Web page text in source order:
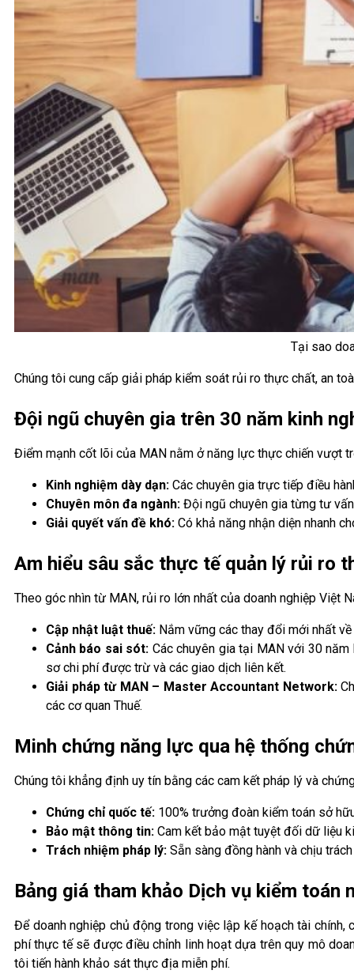
Tại sao
Chúng tôi cung cấp giải pháp kiểm soát rủi ro thực chất, an
Đội ngũ chuyên gia trên 30 năm kinh
Điểm mạnh cốt lõi của MAN nằm ở năng lực thực chiến vượt
Kinh nghiệm dày dạn: Các chuyên gia trực tiếp điều
Chuyên môn đa ngành: Đội ngũ chuyên gia từng tư
Giải quyết vấn đề khó: Có khả năng nhận diện nhanh
Am hiểu sâu sắc thực tế quản lý rủi ro
Theo góc nhìn từ MAN, rủi ro lớn nhất của doanh nghiệp Việt
Cập nhật luật thuế: Nắm vững các thay đổi mới nhất
Cảnh báo sai sót: Các chuyên gia tại MAN với 30
sơ chi phí được trừ và các giao dịch liên kết.
Giải pháp từ MAN – Master Accountant Network:
các cơ quan Thuế.
Minh chứng năng lực qua hệ thống
Chúng tôi khẳng định uy tín bằng các cam kết pháp lý và
Chứng chỉ quốc tế: 100% trưởng đoàn kiểm toán sở
Bảo mật thông tin: Cam kết bảo mật tuyệt đối dữ liệu
Trách nhiệm pháp lý: Sẵn sàng đồng hành và chịu
Bảng giá tham khảo Dịch vụ kiểm toán
Để doanh nghiệp chủ động trong việc lập kế hoạch tài chính,
phí thực tế sẽ được điều chỉnh linh hoạt dựa trên quy mô
tôi tiến hành khảo sát thực địa miễn phí.